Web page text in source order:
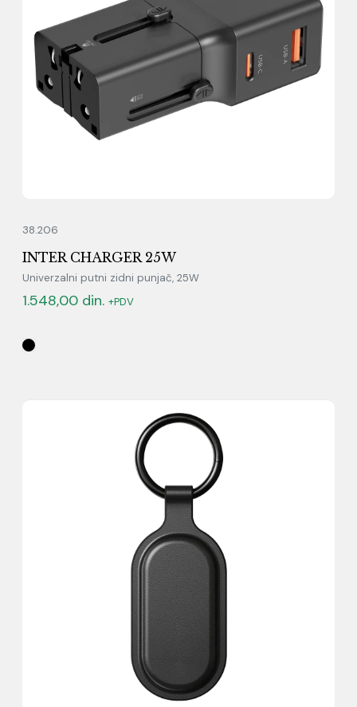
38.206
INTER CHARGER 25W
Univerzalni putni zidni punjač, 25W
1.548,00 din. +PDV